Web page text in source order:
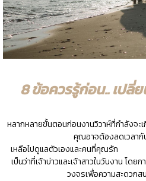
8 ข้อควรรู้ก่อน.. เปลี่
หลากหลายขั้นตอนก่อนงาน
คุณอาจต้องลดเวลากับเรื่องจุก
เหลือไปดูแลตัวเองและคน
เป็นว่าที่เจ้าบ่าวและเจ้าสาวในวันงานโดยก
วงจรเพื่อความสะดวกส